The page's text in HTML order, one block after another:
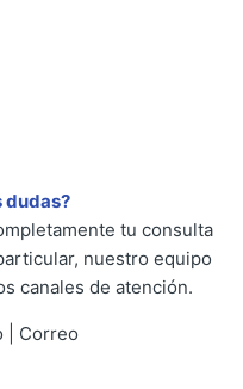
dudas?
tu consulta
nuestro equipo
canales de atención.
| Correo